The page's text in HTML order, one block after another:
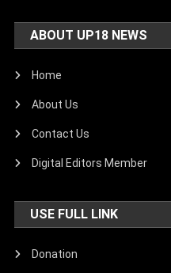
ABOUT UP18 NEWS
Home
About Us
Contact Us
Digital Editors Member
USE FULL LINK
Donation